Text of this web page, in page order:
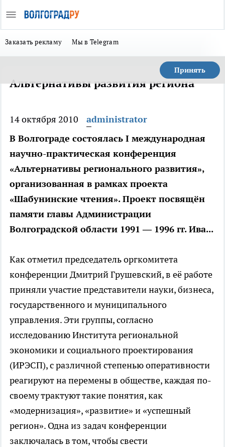
Заказать рекламу Мы в Telegram
Принять
Альтернативы развития региона
14 октября 2010
administrator
В Волгограде состоялась I международная
научно-практическая конференция
«Альтернативы регионального развития»,
организованная в рамках проекта
«Шабунинские чтения». Проект посвящён
памяти главы Администрации
Волгоградской области 1991 — 1996 гг. Ива...
Как отметил председатель оргкомитета
конференции Дмитрий Грушевский, в её работе
приняли участие представители науки, бизнеса,
государственного и муниципального
управления. Эти группы, согласно
исследованию Института региональной
экономики и социального проектирования
(ИРЭСП), с различной степенью оперативности
реагируют на перемены в обществе, каждая по-
своему трактуют такие понятия, как
«модернизация», «развитие» и «успешный
регион». Одна из задач конференции
заключалась в том, чтобы свести